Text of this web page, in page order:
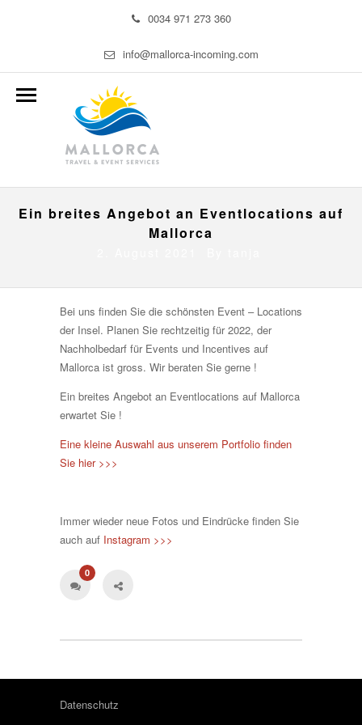
0034 971 273 360
info@mallorca-incoming.com
Ein breites Angebot an Eventlocations auf
Mallorca
Bei uns finden Sie die schönsten Event – Locations
der Insel. Planen Sie rechtzeitig für 2022, der
Nachholbedarf für Events und Incentives auf
Mallorca ist gross. Wir beraten Sie gerne !
Ein breites Angebot an Eventlocations auf Mallorca
erwartet Sie !
Eine kleine Auswahl aus unserem Portfolio finden
Sie hier >>>
Immer wieder neue Fotos und Eindrücke finden Sie
auch auf Instagram >>>
0
Datenschutz